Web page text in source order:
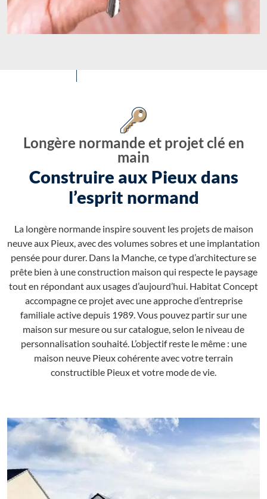
Longère normande et projet clé en
main
Construire aux Pieux dans
l’esprit normand
La longère normande inspire souvent les projets de maison
neuve aux Pieux, avec des volumes sobres et une implantation
pensée pour durer. Dans la Manche, ce type d’architecture se
prête bien à une construction maison qui respecte le paysage
tout en répondant aux usages d’aujourd’hui. Habitat Concept
accompagne ce projet avec une approche d’entreprise
familiale active depuis 1989. Vous pouvez partir sur une
maison sur mesure ou sur catalogue, selon le niveau de
personnalisation souhaité. L’objectif reste le même : une
maison neuve Pieux cohérente avec votre terrain
constructible Pieux et votre mode de vie.